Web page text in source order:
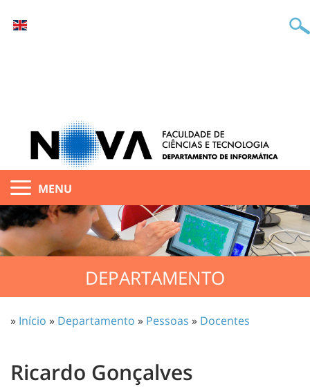
MENU
DEPARTAMENTO
» Início » Departamento » Pessoas » Docentes
Ricardo Gonçalves